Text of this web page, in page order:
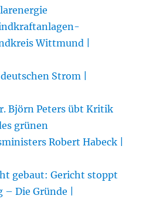
Wittmund |
Strom |
Björn Peters übt Kritik
grünen
Robert Habeck |
gebaut: Gericht stoppt
Die Gründe |